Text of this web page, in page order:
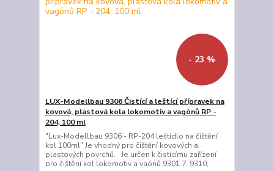
- 23 %
LUX-Modellbau 9306 Čistící a leštící přípravek na
kovová, plastová kola lokomotiv a vagónů RP -
204, 100 ml
"Lux-Modellbau 9306 - RP-204 leštidlo na čištění
kol 100ml" Je vhodný pro čištění kovových a
plastových povrchů. Je určen k čistícímu zařízení
pro čištění kol lokomotiv a vaónů 9301.7, 9310,